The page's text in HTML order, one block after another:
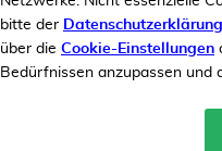
bitte der Datenschutzerklärung
über die Cookie-Einstellungen
Bedürfnissen anzupassen und